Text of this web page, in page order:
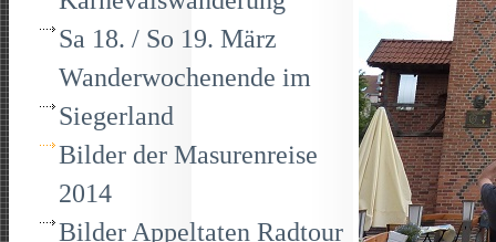
Sa 18. / So 19. März
Wanderwochenende im
Siegerland
Bilder der Masurenreise
2014
Bilder Appeltaten Radtour